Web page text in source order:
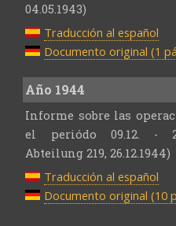
04.05.1943)
Traducción al español
Documento original (1
Año 1944
Informe sobre las
el periódo 09.12. -
Abteilung 219, 26.12.1944)
Traducción al español
Documento original (10